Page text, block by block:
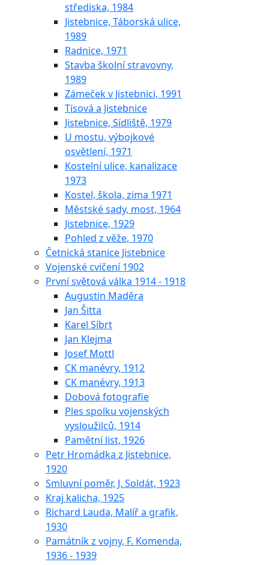
střediska, 1984
Jistebnice, Táborská ulice,
1989
Radnice, 1971
Stavba školní stravovny,
1989
Zámeček v Jistebnici, 1991
Tisová a Jistebnice
Jistebnice, Sídliště, 1979
U mostu, výbojkové
osvětlení, 1971
Kostelní ulice, kanalizace
1973
Kostel, škola, zima 1971
Městské sady, most, 1964
Jistebnice, 1929
Pohled z věže, 1970
Četnická stanice Jistebnice
Vojenské cvičení 1902
První světová válka 1914 - 1918
Augustin Maděra
Jan Šitta
Karel Síbrt
Jan Klejma
Josef Mottl
CK manévry, 1912
CK manévry, 1913
Dobová fotografie
Ples spolku vojenských
vysloužilců, 1914
Pamětní list, 1926
Petr Hromádka z Jistebnice,
1920
Smluvní poměr, J. Soldát, 1923
Kraj kalicha, 1925
Richard Lauda, Malíř a grafik,
1930
Památník z vojny, F. Komenda,
1936 - 1939